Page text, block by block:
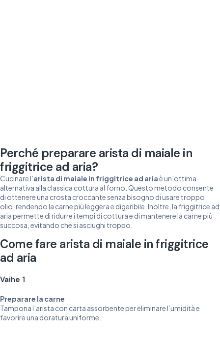
Perché preparare arista di maiale in
friggitrice ad aria?
Cucinare l’arista di maiale in friggitrice ad ariaè un’ottima
alternativa alla classica cottura al forno. Questo metodo consente
di ottenere una crosta croccante senza bisogno di usare troppo
olio, rendendo la carne più leggera e digeribile. Inoltre, la friggitrice ad
aria permette di ridurre i tempi di cottura e di mantenere la carne più
succosa, evitando che si asciughi troppo.
Come fare arista di maiale in friggitrice
ad aria
Vaihe 1
Preparare la carne
Tampona l’arista con carta assorbente per eliminare l’umidità e
favorire una doratura uniforme.